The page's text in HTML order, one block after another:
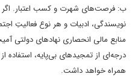
ب: فرصت‌های شهرت و کسب اعتبار. اگر
نویسندگی، ادبیات و هر نوع فعالیتِ
منابع مالی انحصاری نهادهای دولتی
درجه‌ای از تمجید‌های بی‌پایه، استفاده
همراه خواهد داشت.